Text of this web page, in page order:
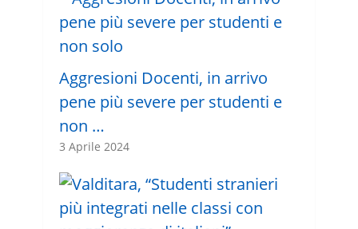
Aggresioni Docenti, in arrivo
pene più severe per studenti e
non …
3 Aprile 2024